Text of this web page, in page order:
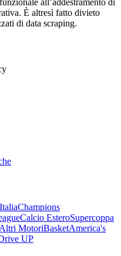
È altresì fatto divieto
di data scraping.
Champions
Calcio EsteroSupercoppa
MotoriBasketAmerica's
UP